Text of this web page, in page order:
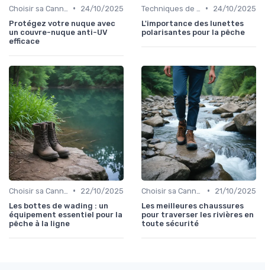
•
24/10/2025
Protégez votre nuque avec
un couvre-nuque anti-UV
efficace
•
24/10/2025
L'importance des lunettes
polarisantes pour la pêche
•
22/10/2025
Les bottes de wading : un
équipement essentiel pour la
pêche à la ligne
•
21/10/2025
Les meilleures chaussures
pour traverser les rivières en
toute sécurité